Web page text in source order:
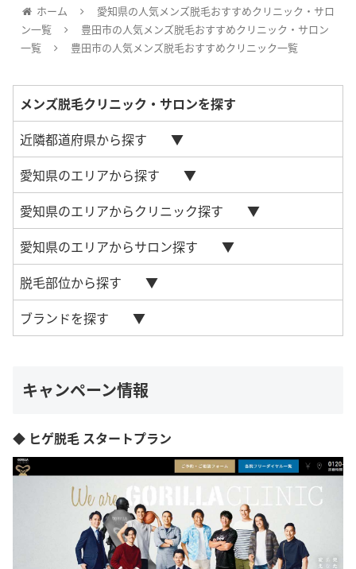
ホーム
愛知県の人気メンズ脱毛おすすめクリニック・サロ
ン一覧
豊田市の人気メンズ脱毛おすすめクリニック・サロン
一覧
豊田市の人気メンズ脱毛おすすめクリニック一覧
メンズ脱毛クリニック・サロンを探す
近隣都道府県から探す
愛知県のエリアから探す
愛知県のエリアからクリニック探す
愛知県のエリアからサロン探す
脱毛部位から探す
ブランドを探す
キャンペーン情報
◆ ヒゲ脱毛 スタートプラン